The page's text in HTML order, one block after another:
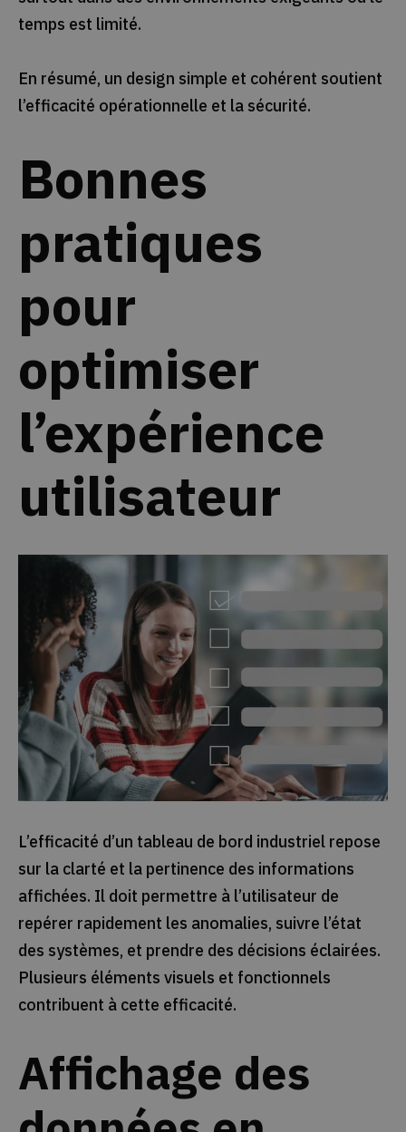
temps est limité.
En résumé, un design simple et cohérent soutient
l’efficacité opérationnelle et la sécurité.
Bonnes
pratiques
pour
optimiser
l’expérience
utilisateur
L’efficacité d’un tableau de bord industriel repose
sur la clarté et la pertinence des informations
affichées. Il doit permettre à l’utilisateur de
repérer rapidement les anomalies, suivre l’état
des systèmes, et prendre des décisions éclairées.
Plusieurs éléments visuels et fonctionnels
contribuent à cette efficacité.
Affichage des